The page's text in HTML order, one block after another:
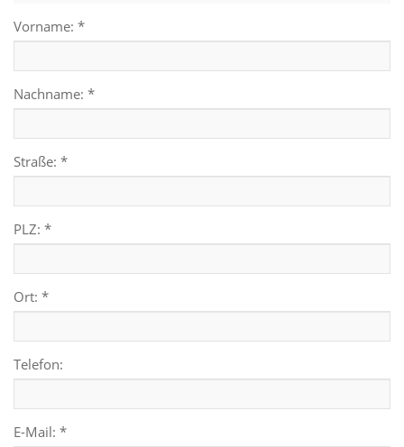
Vorname: *
Nachname: *
Straße: *
PLZ: *
Ort: *
Telefon:
E-Mail: *